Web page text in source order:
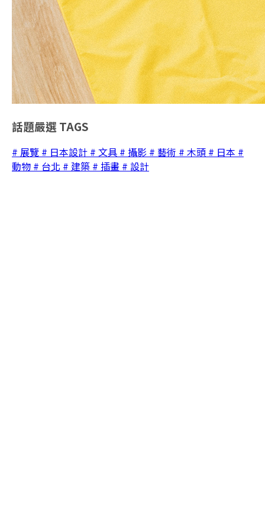
話題嚴選 TAGS
# 展覽 # 日本設計 # 文具 # 攝影 # 藝術 # 木頭 # 日本 #
動物 # 台北 # 建築 # 插畫 # 設計